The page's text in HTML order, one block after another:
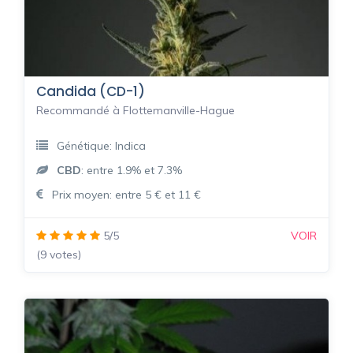
Candida (CD-1)
Recommandé à Flottemanville-Hague
Génétique: Indica
CBD: entre 1.9% et 7.3%
Prix moyen: entre 5 € et 11 €
5/5
(9 votes)
VOIR